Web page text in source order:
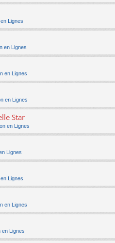
Lignes
en Lignes
en Lignes
en Lignes
Star
en Lignes
Lignes
Lignes
en Lignes
en Lignes